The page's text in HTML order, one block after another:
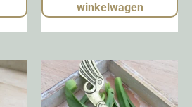
winkelwagen